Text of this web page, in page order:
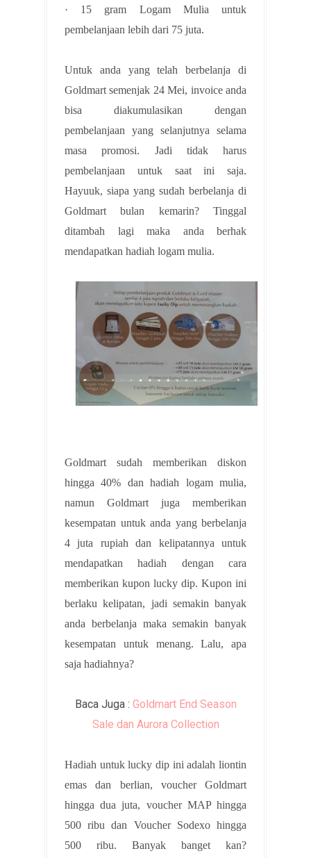
· 15 gram Logam Mulia untuk
pembelanjaan lebih dari 75 juta.
Untuk anda yang telah berbelanja di
Goldmart semenjak 24 Mei, invoice anda
bisa diakumulasikan dengan
pembelanjaan yang selanjutnya selama
masa promosi. Jadi tidak harus
pembelanjaan untuk saat ini saja.
Hayuuk, siapa yang sudah berbelanja di
Goldmart bulan kemarin? Tinggal
ditambah lagi maka anda berhak
mendapatkan hadiah logam mulia.
Goldmart sudah memberikan diskon
hingga 40% dan hadiah logam mulia,
namun Goldmart juga memberikan
kesempatan untuk anda yang berbelanja
4 juta rupiah dan kelipatannya untuk
mendapatkan hadiah dengan cara
memberikan kupon lucky dip. Kupon ini
berlaku kelipatan, jadi semakin banyak
anda berbelanja maka semakin banyak
kesempatan untuk menang. Lalu, apa
saja hadiahnya?
Baca Juga : Goldmart End Season
Sale dan Aurora Collection
Hadiah untuk lucky dip ini adalah liontin
emas dan berlian, voucher Goldmart
hingga dua juta, voucher MAP hingga
500 ribu dan Voucher Sodexo hingga
500 ribu. Banyak banget kan?